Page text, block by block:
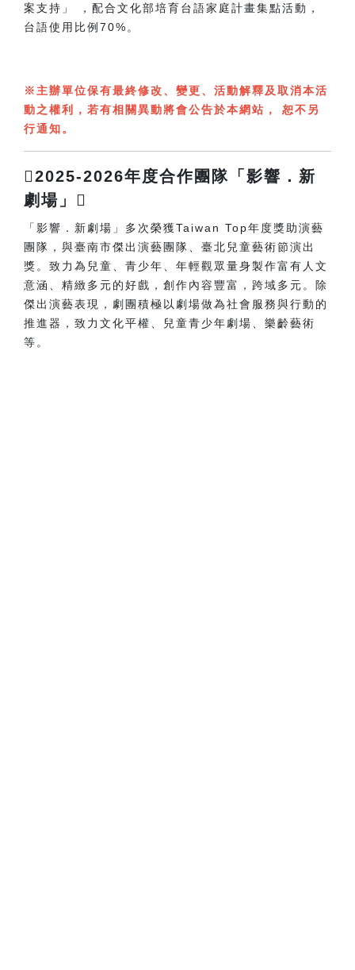
案支持」 ，配合文化部培育台語家庭計畫集點活動，
台語使用比例70%。
※主辦單位保有最終修改、變更、活動解釋及取消本活
動之權利，若有相關異動將會公告於本網站， 恕不另
行通知。
2025-2026年度合作團隊「影響．新
劇場」
「影響．新劇場」多次榮獲Taiwan Top年度獎助演藝
團隊，與臺南市傑出演藝團隊、臺北兒童藝術節演出
獎。致力為兒童、青少年、年輕觀眾量身製作富有人文
意涵、精緻多元的好戲，創作內容豐富，跨域多元。除
傑出演藝表現，劇團積極以劇場做為社會服務與行動的
推進器，致力文化平權、兒童青少年劇場、樂齡藝術
等。